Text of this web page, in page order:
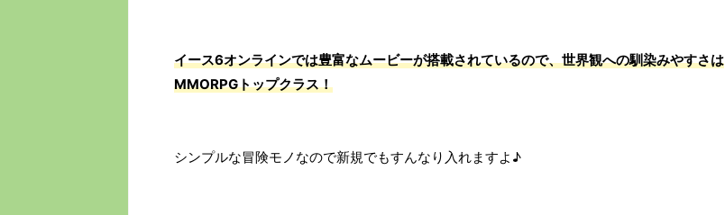
イース6オンラインでは豊富なムービーが搭載されているので、世界観への馴染みやすさは
MMORPGトップクラス！
シンプルな冒険モノなので新規でもすんなり入れますよ♪